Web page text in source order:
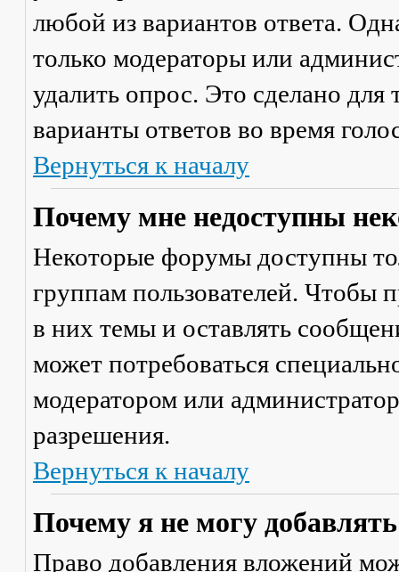
любой из вариантов ответа.
только модераторы или
удалить опрос. Это сделано для
варианты ответов во время
Вернуться к началу
Почему мне недоступны
Некоторые форумы доступны
группам пользователей. Чтобы
в них темы и оставлять
может потребоваться
модератором или
разрешения.
Вернуться к началу
Почему я не могу
Право добавления вложений